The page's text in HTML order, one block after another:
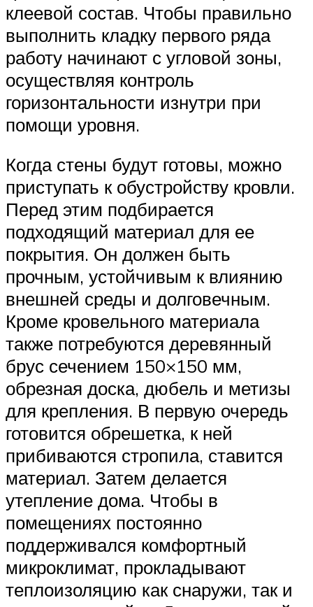
клеевой состав. Чтобы правильно
выполнить кладку первого ряда
работу начинают с угловой зоны,
осуществляя контроль
горизонтальности изнутри при
помощи уровня.
Когда стены будут готовы, можно
приступать к обустройству кровли.
Перед этим подбирается
подходящий материал для ее
покрытия. Он должен быть
прочным, устойчивым к влиянию
внешней среды и долговечным.
Кроме кровельного материала
также потребуются деревянный
брус сечением 150×150 мм,
обрезная доска, дюбель и метизы
для крепления. В первую очередь
готовится обрешетка, к ней
прибиваются стропила, ставится
материал. Затем делается
утепление дома. Чтобы в
помещениях постоянно
поддерживался комфортный
микроклимат, прокладывают
теплоизоляцию как снаружи, так и